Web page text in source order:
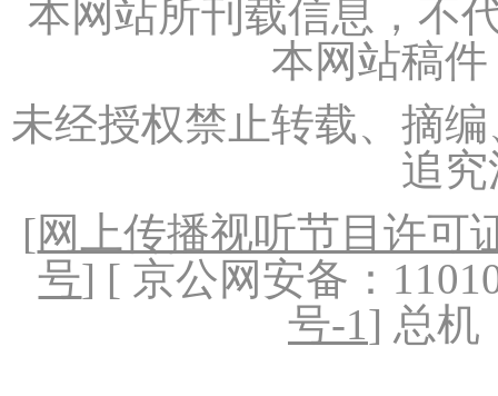
本网站所刊载信息，不
本网站稿
未经授权禁止转载、摘
追
[网上传播视听节目许可
号] [ 京公网安备：
号-1] 总机